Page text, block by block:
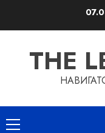
THE
Основное